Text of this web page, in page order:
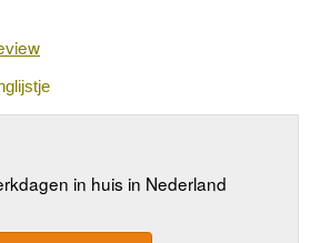
in huis in Nederland